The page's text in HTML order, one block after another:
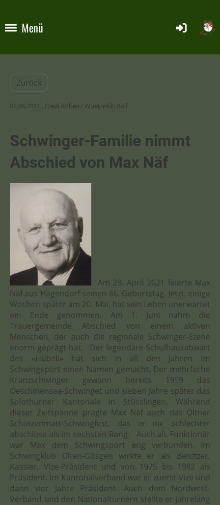
Menü
Zurück
02.06.2021 , Fredi Köbeli / Wuethrich Rolf
Schwinger-Familie nimmt
Abschied von Max Näf
Am 28. April 2021 feierte Max
Näf aus Hägendorf seinen 86. Geburtstag. Jetzt, einige
Wochen später am 20. Mai, hat sein Leben unerwartet
ein Ende genommen. Am 1. Juni nahm die
Trauergemeinde Abschied von einem aktiven
Menschen, der auch die regionale Schwinger-Szene
enorm geprägt hat. Der legendäre Schulhausabwart
des «Hübeli» hat sich in all den Jahren im
Schwingsport einen Namen gemacht. Der mehrfache
Kranzschwinger gewann bereits 1959 das
Oeschinensee-Schwinget und sieben Jahre später das
Solothurner Kantonale in Stüsslingen. Während
dieser Zeitspanne prägte Max Näf auch das Oltner
Schützenmatt-Schwingfest, das er nie schlechter
abschloss als im sechsten Rang. Auch als Funktionär
war Max dem Schwingsport eng verbunden. Im
Schwingklub Olten-Gösgen wirkte er als Beisitzer,
Kassier, Vize-Präsident und von 1975 bis 1982 als
Präsident. Im Kantonalverband war er zuerst Vize und
dann vier Jahre Präsident. Auch dem Nordwest-
Verband und den Nationalturnern stellte er jahrelang